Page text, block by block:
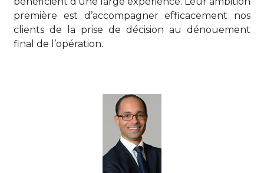
première est d’accompagner efficacement nos
clients de la prise de décision au dénouement
final de l’opération.